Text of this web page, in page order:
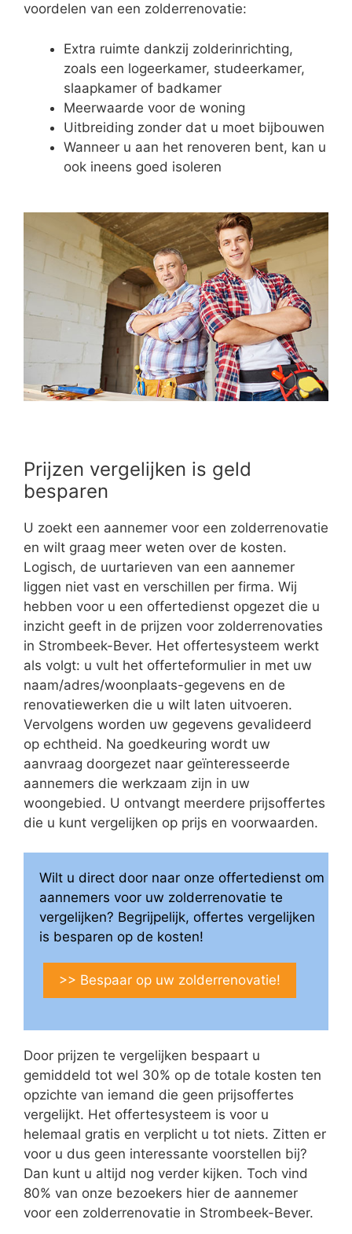
voordelen van een zolderrenovatie:
Extra ruimte dankzij zolderinrichting,
zoals een logeerkamer, studeerkamer,
slaapkamer of badkamer
Meerwaarde voor de woning
Uitbreiding zonder dat u moet bijbouwen
Wanneer u aan het renoveren bent, kan u
ook ineens goed isoleren
Prijzen vergelijken is geld
besparen
U zoekt een aannemer voor een zolderrenovatie
en wilt graag meer weten over de kosten.
Logisch, de uurtarieven van een aannemer
liggen niet vast en verschillen per firma. Wij
hebben voor u een offertedienst opgezet die u
inzicht geeft in de prijzen voor zolderrenovaties
in Strombeek-Bever. Het offertesysteem werkt
als volgt: u vult het offerteformulier in met uw
naam/adres/woonplaats-gegevens en de
renovatiewerken die u wilt laten uitvoeren.
Vervolgens worden uw gegevens gevalideerd
op echtheid. Na goedkeuring wordt uw
aanvraag doorgezet naar geïnteresseerde
aannemers die werkzaam zijn in uw
woongebied. U ontvangt meerdere prijsoffertes
die u kunt vergelijken op prijs en voorwaarden.
Wilt u direct door naar onze offertedienst om
aannemers voor uw zolderrenovatie te
vergelijken? Begrijpelijk, offertes vergelijken
is besparen op de kosten!
>> Bespaar op uw zolderrenovatie!
Door prijzen te vergelijken bespaart u
gemiddeld tot wel 30% op de totale kosten ten
opzichte van iemand die geen prijsoffertes
vergelijkt. Het offertesysteem is voor u
helemaal gratis en verplicht u tot niets. Zitten er
voor u dus geen interessante voorstellen bij?
Dan kunt u altijd nog verder kijken. Toch vind
80% van onze bezoekers hier de aannemer
voor een zolderrenovatie in Strombeek-Bever.